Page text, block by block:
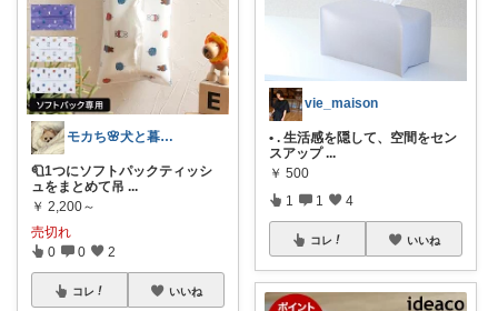
モカち🌸犬と暮らす節約収納
🧻1つにソフトパックティッシ
ュをまとめて吊 ...
￥ 2,200～
売切れ
0 0 2
コレ いいね
vie_maison
• . 生活感を隠して、空間をセン
スアップ ...
￥ 500
1 1 4
コレ いいね